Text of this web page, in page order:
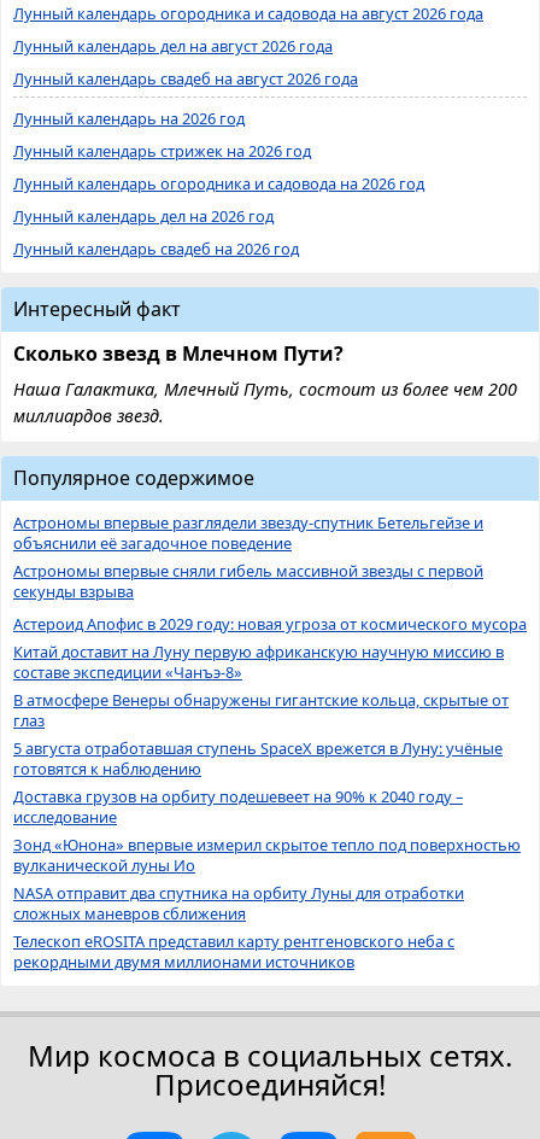
Лунный календарь огородника и садовода на август 2026 года
Лунный календарь дел на август 2026 года
Лунный календарь свадеб на август 2026 года
Лунный календарь на 2026 год
Лунный календарь стрижек на 2026 год
Лунный календарь огородника и садовода на 2026 год
Лунный календарь дел на 2026 год
Лунный календарь свадеб на 2026 год
Интересный факт
Сколько звезд в Млечном Пути?
Наша Галактика, Млечный Путь, состоит из более чем 200
миллиардов звезд.
Популярное содержимое
Астрономы впервые разглядели звезду-спутник Бетельгейзе и
объяснили её загадочное поведение
Астрономы впервые сняли гибель массивной звезды с первой
секунды взрыва
Астероид Апофис в 2029 году: новая угроза от космического мусора
Китай доставит на Луну первую африканскую научную миссию в
составе экспедиции «Чанъэ-8»
В атмосфере Венеры обнаружены гигантские кольца, скрытые от
глаз
5 августа отработавшая ступень SpaceX врежется в Луну: учёные
готовятся к наблюдению
Доставка грузов на орбиту подешевеет на 90% к 2040 году –
исследование
Зонд «Юнона» впервые измерил скрытое тепло под поверхностью
вулканической луны Ио
NASA отправит два спутника на орбиту Луны для отработки
сложных маневров сближения
Телескоп eROSITA представил карту рентгеновского неба с
рекордными двумя миллионами источников
Мир космоса в социальных сетях.
Присоединяйся!